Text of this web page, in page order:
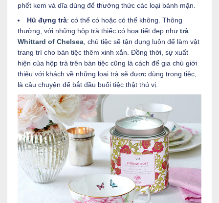
phết kem và dĩa dùng để thưởng thức các loại bánh mặn.
Hũ đựng trà: có thể có hoặc có thể không. Thông
thường, với những hộp trà thiếc có họa tiết đẹp như trà
Whittard of Chelsea, chủ tiệc sẽ tận dụng luôn để làm vật
trang trí cho bàn tiệc thêm xinh xắn. Đồng thời, sự xuất
hiện của hộp trà trên bàn tiệc cũng là cách để gia chủ giới
thiệu với khách về những loại trà sẽ được dùng trong tiệc,
là câu chuyện để bắt đầu buổi tiệc thật thú vị.